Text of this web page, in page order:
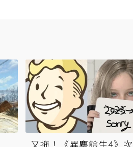
又拖！《異塵餘生4》